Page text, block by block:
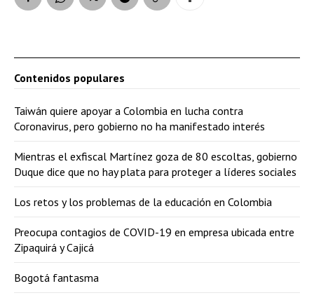
Contenidos populares
Taiwán quiere apoyar a Colombia en lucha contra
Coronavirus, pero gobierno no ha manifestado interés
Mientras el exfiscal Martínez goza de 80 escoltas, gobierno
Duque dice que no hay plata para proteger a líderes sociales
Los retos y los problemas de la educación en Colombia
Preocupa contagios de COVID-19 en empresa ubicada entre
Zipaquirá y Cajicá
Bogotá fantasma